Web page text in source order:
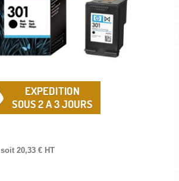
EXPEDITION
SOUS 2 A 3 JOURS
soit 20,33 € HT